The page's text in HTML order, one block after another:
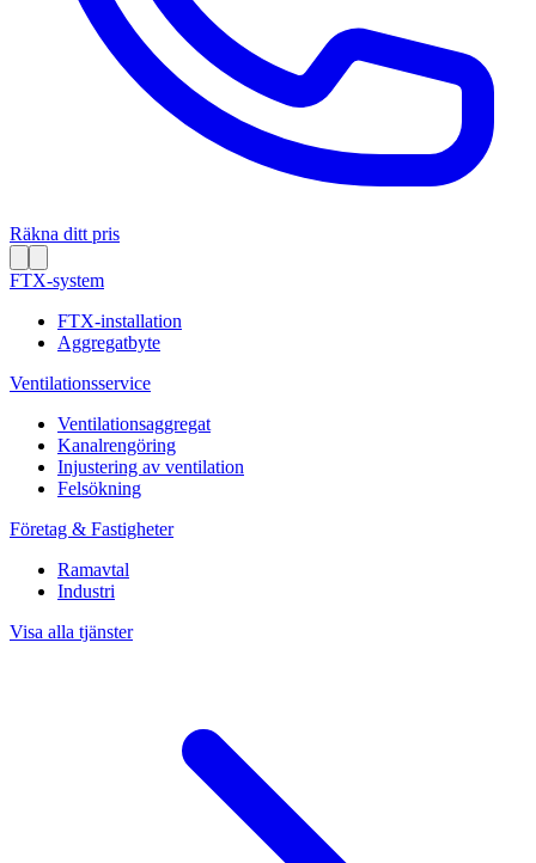
Räkna ditt pris
FTX-system
FTX-installation
Aggregatbyte
Ventilationsservice
Ventilationsaggregat
Kanalrengöring
Injustering av ventilation
Felsökning
Företag & Fastigheter
Ramavtal
Industri
Visa alla tjänster